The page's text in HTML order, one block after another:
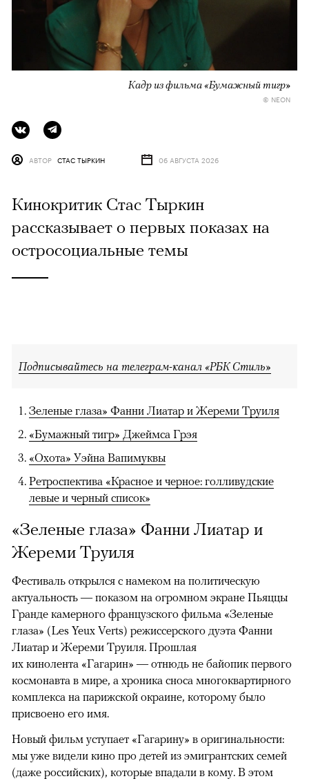
Кадр из фильма «Бумажный тигр»
© NEON
АВТОР СТАС ТЫРКИН 06 АВГУСТА 2026
Кинокритик Стас Тыркин
рассказывает о первых показах на
остросоциальные темы
Подписывайтесь на телеграм-канал «РБК Стиль»
Зеленые глаза» Фанни Лиатар и Жереми Труиля
«Бумажный тигр» Джеймса Грэя
«Охота» Уэйна Вапимуквы
Ретроспектива «Красное и черное: голливудские
левые и черный список»
«Зеленые глаза» Фанни Лиатар и
Жереми Труиля
Фестиваль открылся с намеком на политическую
актуальность — показом на огромном экране Пьяццы
Гранде камерного французского фильма «Зеленые
глаза» (Les Yeux Verts) режиссерского дуэта Фанни
Лиатар и Жереми Труиля. Прошлая
их кинолента «Гагарин» — отнюдь не байопик первого
космонавта в мире, а хроника сноса многоквартирного
комплекса на парижской окраине, которому было
присвоено его имя.
Новый фильм уступает «Гагарину» в оригинальности:
мы уже видели кино про детей из эмигрантских семей
(даже российских), которые впадали в кому. В этом